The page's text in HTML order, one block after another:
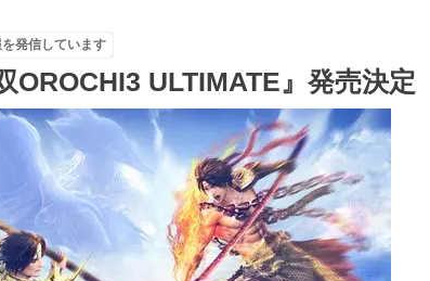
発信しています
OROCHI3 ULTIMATE』発売決定